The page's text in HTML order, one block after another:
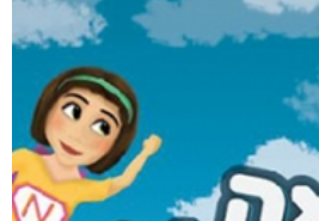
באדם עם דמנציה (אלצהיימר)